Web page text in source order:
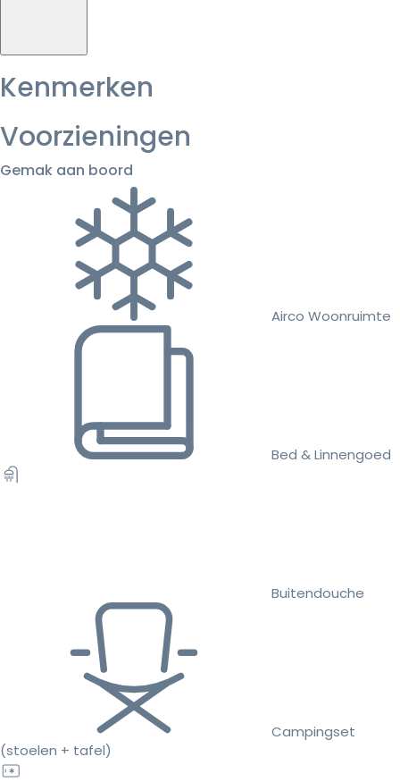
Kenmerken
Voorzieningen
Gemak aan boord
Airco Woonruimte
Bed & Linnengoed
Buitendouche
Campingset
(stoelen + tafel)